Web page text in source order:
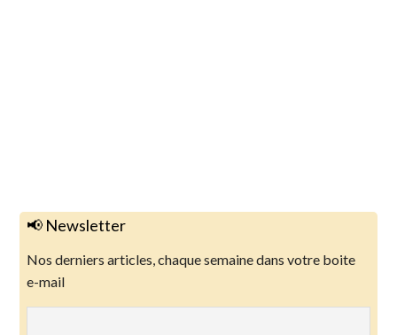
📢 Newsletter
Nos derniers articles, chaque semaine dans votre boite
e-mail